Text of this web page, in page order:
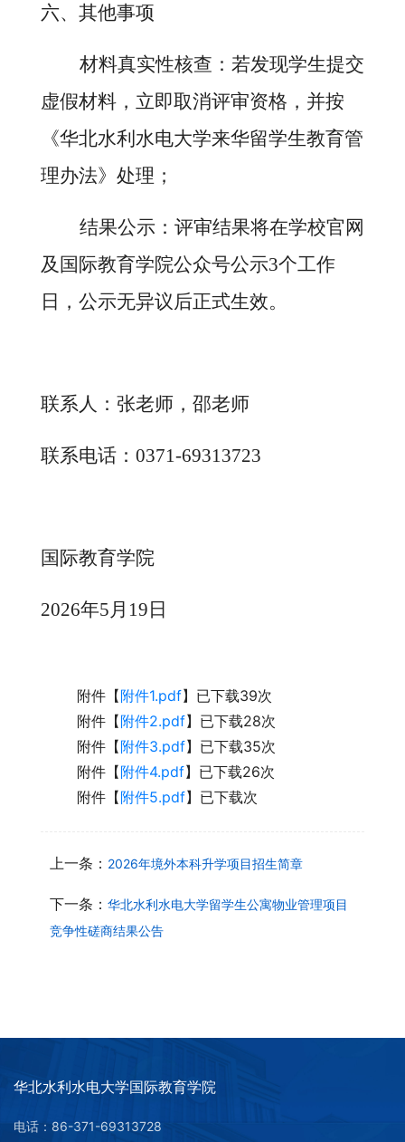
六、其他事项
材料真实性核查：若发现学生提交
虚假材料，立即取消评审资格，并按
《华北水利水电大学来华留学生教育管
理办法》处理；
结果公示：评审结果将在学校官网
及国际教育学院公众号公示3个工作
日，公示无异议后正式生效。
联系人：张老师，邵老师
联系电话： 0371-69313723
国际教育学院
2026年5月19日
附件【附件1.pdf】已下载39次
附件【附件2.pdf】已下载28次
附件【附件3.pdf】已下载35次
附件【附件4.pdf】已下载26次
附件【附件5.pdf】已下载次
上一条： 2026年境外本科升学项目招生简章
下一条： 华北水利水电大学留学生公寓物业管理项目
竞争性磋商结果公告
华北水利水电大学国际教育学院
电话：86-371-69313728